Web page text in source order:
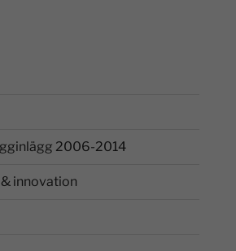
2006-2014
innovation